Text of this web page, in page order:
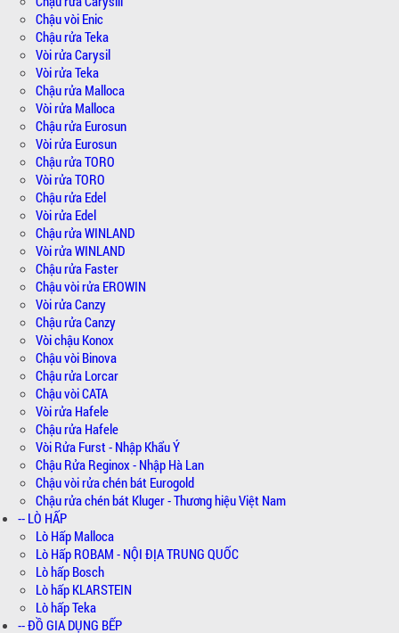
Chậu vòi Enic
Chậu rửa Teka
Vòi rửa Carysil
Vòi rửa Teka
Chậu rửa Malloca
Vòi rửa Malloca
Chậu rửa Eurosun
Vòi rửa Eurosun
Chậu rửa TORO
Vòi rửa TORO
Chậu rửa Edel
Vòi rửa Edel
Chậu rửa WINLAND
Vòi rửa WINLAND
Chậu rửa Faster
Chậu vòi rửa EROWIN
Vòi rửa Canzy
Chậu rửa Canzy
Vòi chậu Konox
Chậu vòi Binova
Chậu rửa Lorcar
Chậu vòi CATA
Vòi rửa Hafele
Chậu rửa Hafele
Vòi Rửa Furst - Nhập Khẩu Ý
Chậu Rửa Reginox - Nhập Hà Lan
Chậu vòi rửa chén bát Eurogold
Chậu rửa chén bát Kluger - Thương hiệu Việt Nam
-- LÒ HẤP
Lò Hấp Malloca
Lò Hấp ROBAM - NỘI ĐỊA TRUNG QUỐC
Lò hấp Bosch
Lò hấp KLARSTEIN
Lò hấp Teka
-- ĐỒ GIA DỤNG BẾP